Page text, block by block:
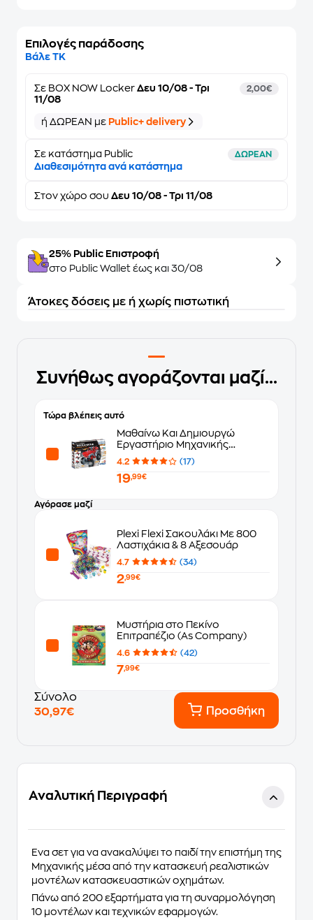
Επιλογές παράδοσης
Βάλε ΤΚ
Σε BOX NOW Locker Δευ 10/08 - Τρι
11/08
2,00€
ή ΔΩΡΕΑΝ με Public+ delivery
Σε κατάστημα Public ΔΩΡΕΑΝ
Διαθεσιμότητα ανά κατάστημα
Στον χώρο σου Δευ 10/08 - Τρι 11/08
25% Public Επιστροφή
στο Public Wallet έως και 30/08
Άτοκες δόσεις με ή χωρίς πιστωτική
Συνήθως αγοράζονται μαζί...
Τώρα βλέπεις αυτό
Μαθαίνω Και Δημιουργώ
Εργαστήριο Μηχανικής
Monster Trucks
4.2 (17)
19,99€
Αγόρασε μαζί
Plexi Flexi Σακουλάκι Με 800
Λαστιχάκια & 8 Αξεσουάρ
4.7 (34)
2,99€
Μυστήρια στο Πεκίνο
Επιτραπέζιο (As Company)
4.6 (42)
7,99€
Σύνολο
30,97€
Προσθήκη
Αναλυτική Περιγραφή
Ένα σετ για να ανακαλύψει το παιδί την επιστήμη της
Μηχανικής μέσα από την κατασκευή ρεαλιστικών
μοντέλων κατασκευαστικών οχημάτων.
Πάνω από 200 εξαρτήματα για τη συναρμολόγηση
10 μοντέλων και τεχνικών εφαρμογών.